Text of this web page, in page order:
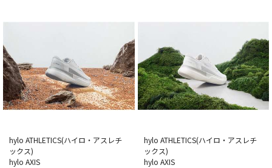
hylo ATHLETICS(ハイロ・アスレチ
ックス)
hylo AXIS
hylo ATHLETICS(ハイロ・アスレチ
ックス)
hylo AXIS